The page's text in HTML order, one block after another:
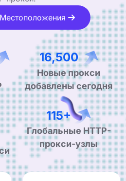
26,987
Новые прокси
добавлены сегодня
190+
Глобальные HTTP-
прокси-узлы